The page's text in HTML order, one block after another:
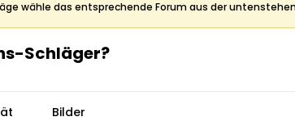
wähle das entsprechende Forum aus der
Schläger?
Bilder